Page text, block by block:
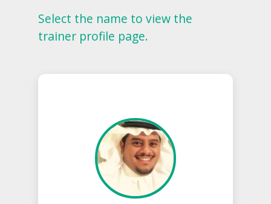
Select the name to view the
trainer profile page.